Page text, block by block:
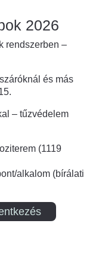
2026
rendszerben –
és más
– tűzvédelem
(1119
alkalom (bírálati